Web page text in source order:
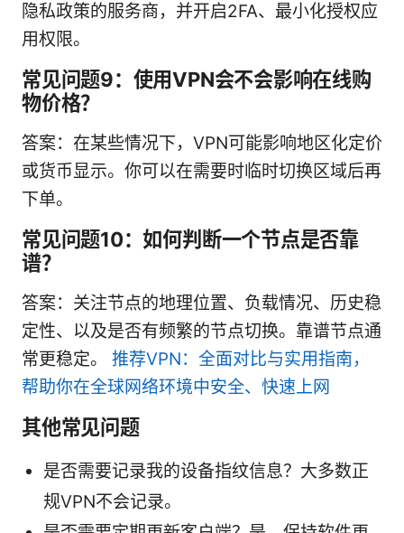
隐私政策的服务商，并开启2FA、最小化授权应
用权限。
常见问题9：使用VPN会不会影响在线购
物价格？
答案：在某些情况下，VPN可能影响地区化定价
或货币显示。你可以在需要时临时切换区域后再
下单。
常见问题10：如何判断一个节点是否靠
谱？
答案：关注节点的地理位置、负载情况、历史稳
定性、以及是否有频繁的节点切换。靠谱节点通
常更稳定。 推荐VPN：全面对比与实用指南，
帮助你在全球网络环境中安全、快速上网
其他常见问题
是否需要记录我的设备指纹信息？大多数正
规VPN不会记录。